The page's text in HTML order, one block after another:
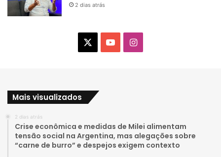
2 dias atrás
b
I
g
Mais visualizados
2 dias atrás
Crise econômica e medidas de Milei alimentam
tensão social na Argentina, mas alegações sobre
“carne de burro” e despejos exigem contexto